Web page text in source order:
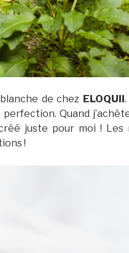
de chez ELOQUII
Quand
juste pour moi ! Les
!